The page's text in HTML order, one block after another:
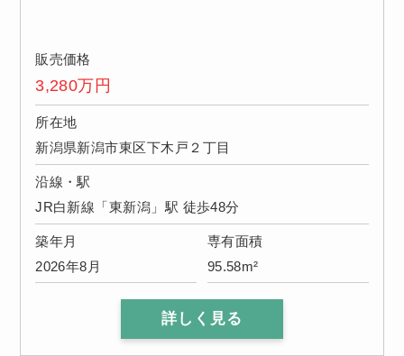
販売価格
3,280万円
所在地
新潟県新潟市東区下木戸２丁目
沿線・駅
JR白新線「東新潟」駅 徒歩48分
築年月
2026年8月
専有面積
95.58m²
詳しく見る